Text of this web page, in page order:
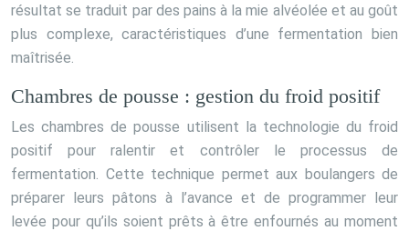
résultat se traduit par des pains à la mie alvéolée et au goût
plus complexe, caractéristiques d’une fermentation bien
maîtrisée.
Chambres de pousse : gestion du froid positif
Les chambres de pousse utilisent la technologie du froid
positif pour ralentir et contrôler le processus de
fermentation. Cette technique permet aux boulangers de
préparer leurs pâtons à l’avance et de programmer leur
levée pour qu’ils soient prêts à être enfournés au moment